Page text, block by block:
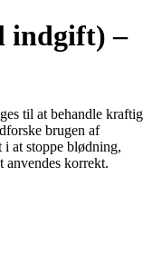
indgift) –
til at behandle kraftig
brugen af
at stoppe blødning,
korrekt.